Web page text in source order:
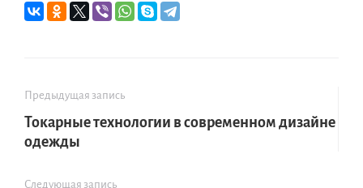
Предыдущая запись
Токарные технологии в современном дизайне
одежды
Следующая запись